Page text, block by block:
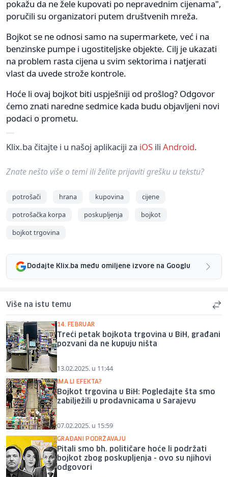
pokažu da ne žele kupovati po nepravednim cijenama",
poručili su organizatori putem društvenih mreža.
Bojkot se ne odnosi samo na supermarkete, već i na
benzinske pumpe i ugostiteljske objekte. Cilj je ukazati
na problem rasta cijena u svim sektorima i natjerati
vlast da uvede strože kontrole.
Hoće li ovaj bojkot biti uspješniji od prošlog? Odgovor
ćemo znati naredne sedmice kada budu objavljeni novi
podaci o prometu.
Klix.ba čitajte i u našoj aplikaciji za iOS ili Android.
Znate nešto više o temi ili želite prijaviti grešku u tekstu?
potrošači hrana kupovina
cijene
potrošačka korpa
poskupljenja
bojkot
bojkot trgovina
Dodajte Klix.ba među omiljene izvore na Googlu
Više na istu temu
14. FEBRUAR
Treći petak bojkota trgovina u BiH, građani
pozvani da ne kupuju ništa
13.02.2025. u 11:44
IMA LI EFEKTA?
Bojkot trgovina u BiH: Pogledajte šta smo
zabilježili u prodavnicama u Sarajevu
07.02.2025. u 15:59
GRAĐANI PODRŽAVAJU
Pitali smo bh. političare hoće li podržati
bojkot zbog poskupljenja - ovo su njihovi
odgovori